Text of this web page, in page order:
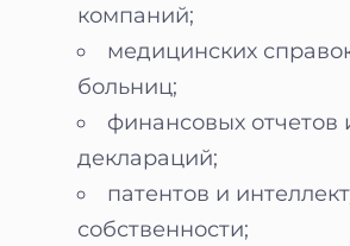
компаний;
медицинских
больниц;
финансовых отчетов
деклараций;
патентов и
собственности;